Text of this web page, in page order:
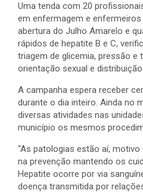
Uma tenda com 20
em enfermagem e
abertura do Julho Amarelo e
rápidos de hepatite B e C,
triagem de glicemia, pressão e
orientação sexual e
A campanha espera receber
durante o dia inteiro. Ainda no
diversas atividades nas
município os mesmos
“As patologias estão aí,
na prevenção mantendo os
Hepatite ocorre por via
doença transmitida por